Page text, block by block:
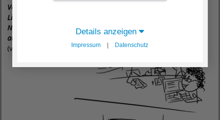
Vertraue Gott.
Liebe deinen
Nächsten. Achte
auf dich selbst.
(vgl.
Details anzeigen
Impressum Datenschutz